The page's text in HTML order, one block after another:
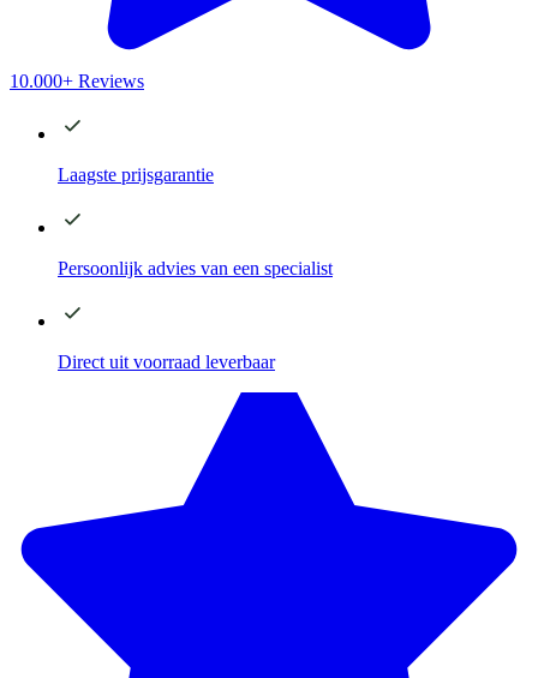
10.000+ Reviews
Laagste prijsgarantie
Persoonlijk advies van een specialist
Direct uit voorraad leverbaar